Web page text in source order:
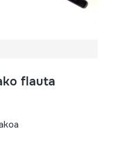
flauta